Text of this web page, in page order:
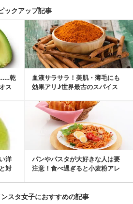
ックアップ記事
……乾
ス
血液サラサラ！美肌・薄毛にも
効果アリ♪世界最古のスパイス
洋
対
パンやパスタが大好きな人は要
注意！食べ過ぎると小麦粉アレ
スタ女子におすすめの記事